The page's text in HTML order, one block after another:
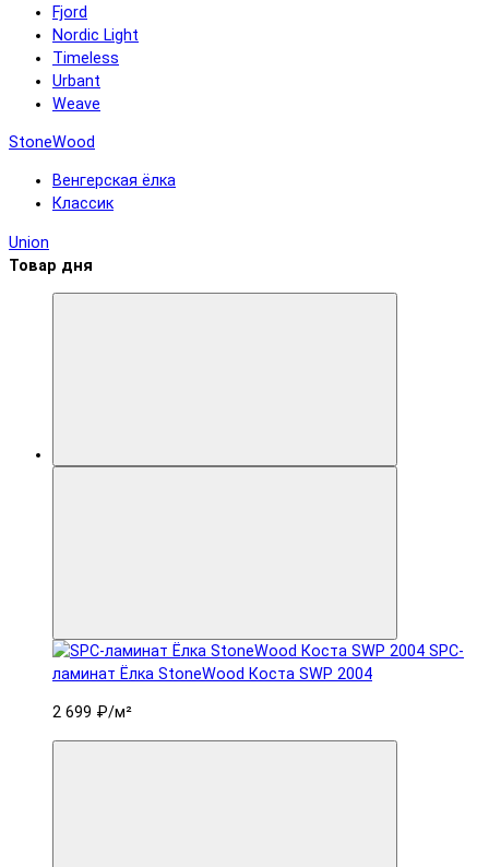
Fjord
Nordic Light
Timeless
Urbant
Weave
StoneWood
Венгерская ёлка
Классик
Union
Товар дня
SPC-
ламинат Ëлка StoneWood Коста SWP 2004
2 699 ₽/м²